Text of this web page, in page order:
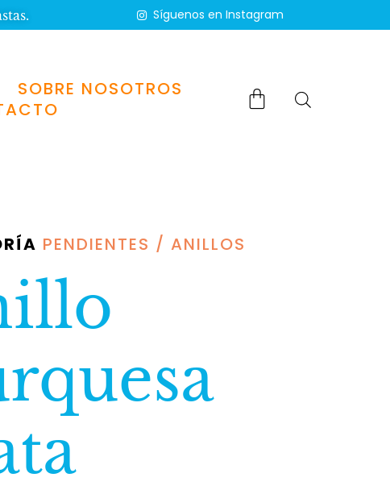
Síguenos en Instagram
SOBRE NOSOTROS
PENDIENTES / ANILLOS